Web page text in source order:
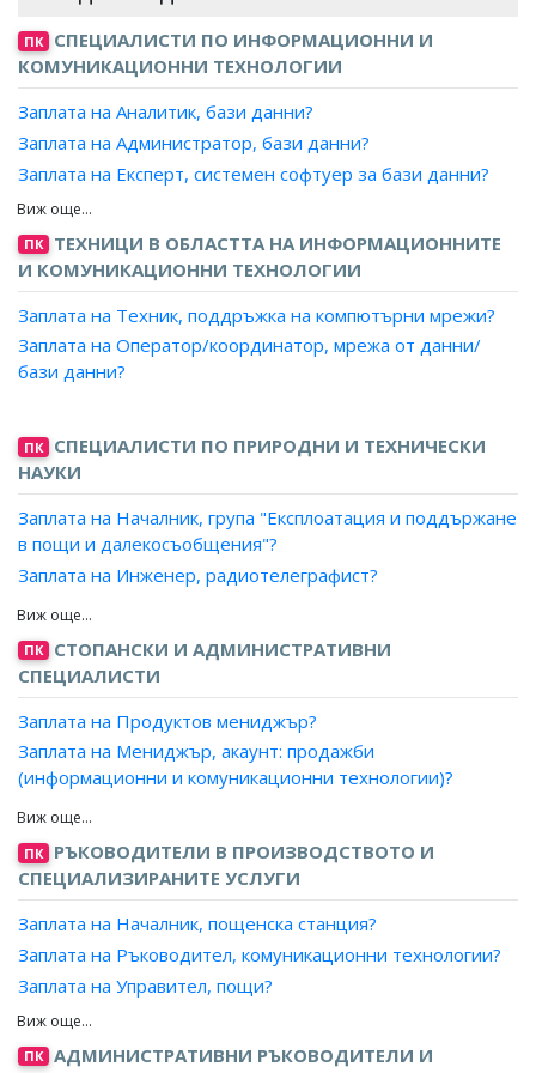
ПК СПЕЦИАЛИСТИ ПО ИНФОРМАЦИОННИ И
КОМУНИКАЦИОННИ ТЕХНОЛОГИИ
Заплата на Аналитик, бази данни?
Заплата на Администратор, бази данни?
Заплата на Експерт, системен софтуер за бази данни?
Заплата на Проектант, бази данни?
Заплата на Програмист, бази данни?
ПК ТЕХНИЦИ В ОБЛАСТТА НА ИНФОРМАЦИОННИТЕ
И КОМУНИКАЦИОННИ ТЕХНОЛОГИИ
Заплата на Техник, поддръжка на компютърни мрежи?
Заплата на Оператор/координатор, мрежа от данни/
бази данни?
Заплата на Системен контрольор?
ПК СПЕЦИАЛИСТИ ПО ПРИРОДНИ И ТЕХНИЧЕСКИ
НАУКИ
Заплата на Началник, група "Експлоатация и поддържане
в пощи и далекосъобщения"?
Заплата на Инженер, радиотелеграфист?
Заплата на Инженер, телекомуникация?
Заплата на Инженер, телекомуникация (космичен )?
Заплата на Инженер, телекомуникация (радарни
системи )?
Заплата на Инженер, телекомуникация (радио)?
Заплата на Инженер, телекомуникация (сигнални
системи)?
Заплата на Инженер, телекомуникация (телевизия )?
Заплата на Инженер, телекомуникация (телеграф)?
Заплата на Инженер, телекомуникация (телефон)?
Заплата на Инженер, ръководител екип/радио и
телевизия?
Заплата на Инженер, АРС на подвижен състав,
метрополитен?
Заплата на Експерт, телекомуникации и мрежи за данни?
Заплата на Експерт, комуникации?
ПК СТОПАНСКИ И АДМИНИСТРАТИВНИ
СПЕЦИАЛИСТИ
Заплата на Продуктов мениджър?
Заплата на Мениджър, акаунт: продажби
(информационни и комуникационни технологии)?
Заплата на Търговски представител: ИКТ?
Заплата на Агент, продажби ИКТ?
Заплата на Консултант, продажби ИКТ?
ПК РЪКОВОДИТЕЛИ В ПРОИЗВОДСТВОТО И
СПЕЦИАЛИЗИРАНИТЕ УСЛУГИ
Заплата на Началник, пощенска станция?
Заплата на Ръководител, комуникационни технологии?
Заплата на Управител, пощи?
Заплата на Ръководител радио/телевизионни станции?
Заплата на Ръководител, сектор/студиен комплекс -
ПК АДМИНИСТРАТИВНИ РЪКОВОДИТЕЛИ И